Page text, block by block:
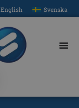
English Svenska